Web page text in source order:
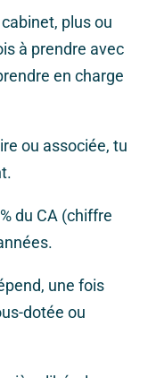
plus ou
à prendre avec
en charge
ou associée, tu
du CA (chiffre
une fois
dotée ou